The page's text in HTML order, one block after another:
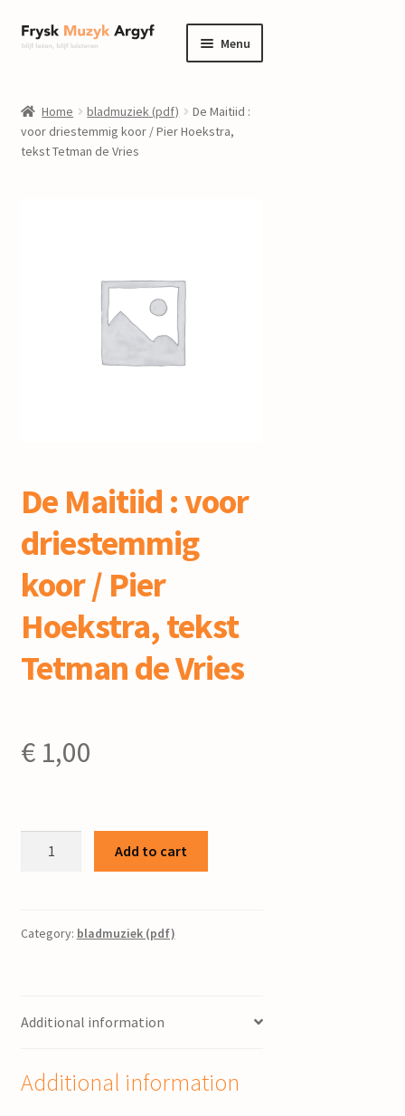
Ga
door
navigatie
Ga
naar
inhoud
Menu
informatie
Submenu
Home bladmuziek (pdf)
De Maitiid :
voor driestemmig koor / Pier Hoekstra,
tekst Tetman de Vries
De Maitiid : voor
driestemmig
koor / Pier
Hoekstra, tekst
Tetman de Vries
€1,00
driestemmig
Hoekstra,
de
Add to cart
Category: bladmuziek (pdf)
Additional information
Additional information